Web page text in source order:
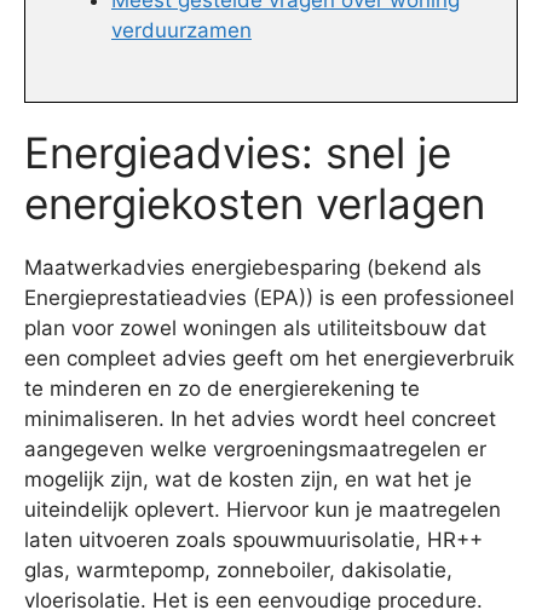
verduurzamen
Energieadvies: snel je
energiekosten verlagen
Maatwerkadvies energiebesparing (bekend als
Energieprestatieadvies (EPA)) is een professioneel
plan voor zowel woningen als utiliteitsbouw dat
een compleet advies geeft om het energieverbruik
te minderen en zo de energierekening te
minimaliseren. In het advies wordt heel concreet
aangegeven welke vergroeningsmaatregelen er
mogelijk zijn, wat de kosten zijn, en wat het je
uiteindelijk oplevert. Hiervoor kun je maatregelen
laten uitvoeren zoals spouwmuurisolatie, HR++
glas, warmtepomp, zonneboiler, dakisolatie,
vloerisolatie. Het is een eenvoudige procedure.